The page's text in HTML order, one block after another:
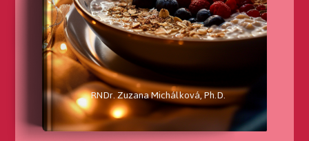
RNDr. Zuzana Michálková, Ph.D.